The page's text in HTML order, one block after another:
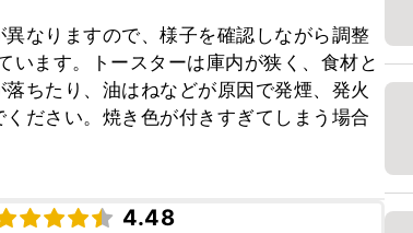
なりますので、様子を確認しながら調整
ます。トースターは庫内が狭く、食材と
ちたり、油はねなどが原因で発煙、発火
ださい。焼き色が付きすぎてしまう場合
4.48